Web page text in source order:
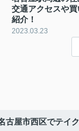
交通アクセスや
紹介！
2023.03.23
古屋市西区でテイ